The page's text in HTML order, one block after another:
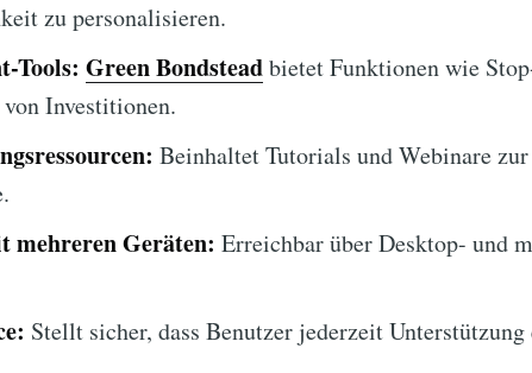
zu personalisieren.
Tools: Green Bondsteadbietet Funktionen wie
Investitionen.
Beinhaltet Tutorials und Webinare
Geräten: Erreichbar über Desktop- und
Stellt sicher, dass Benutzer jederzeit Unterstützung